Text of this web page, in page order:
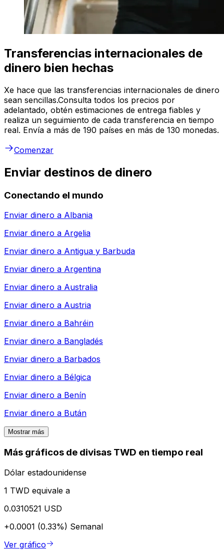
Transferencias internacionales de
dinero bien hechas
Xe hace que las transferencias internacionales de dinero
sean sencillas.Consulta todos los precios por
adelantado, obtén estimaciones de entrega fiables y
realiza un seguimiento de cada transferencia en tiempo
real. Envía a más de 190 países en más de 130 monedas.
Comenzar
Enviar destinos de dinero
Conectando el mundo
Enviar dinero a Albania
Enviar dinero a Argelia
Enviar dinero a Antigua y Barbuda
Enviar dinero a Argentina
Enviar dinero a Australia
Enviar dinero a Austria
Enviar dinero a Bahréin
Enviar dinero a Bangladés
Enviar dinero a Barbados
Enviar dinero a Bélgica
Enviar dinero a Benín
Enviar dinero a Bután
Mostrar más
Más gráficos de divisas TWD en tiempo real
Dólar estadounidense
1 TWD equivale a
0.0310521 USD
+0.0001 (0.33%) Semanal
Ver gráfico